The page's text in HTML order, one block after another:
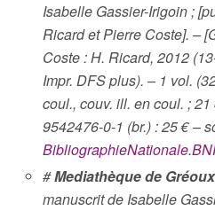
Isabelle Gassier-Irigoin ;
Ricard et Pierre Coste]. –
Coste : H. Ricard, 2012
Impr. DFS plus). – 1 vol.
coul., couv. ill. en coul. ;
9542476-0-1 (br.) : 25 € –
#Mediathèque de Gréoux
manuscrit de Isabelle